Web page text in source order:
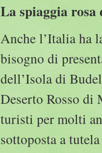
La spiaggia rosa
Anche l’Italia ha
bisogno di
dell’Isola di
Deserto Rosso di
turisti per molti
sottoposta a